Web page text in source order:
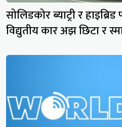
सोलिडकोर ब्याट्री र
विद्युतीय कार अझ छिटा र